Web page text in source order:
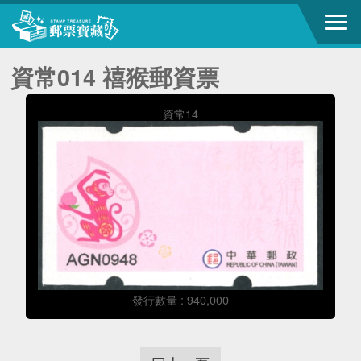
資常014 禧猴郵資票
資常14
發行數量 : 940,000